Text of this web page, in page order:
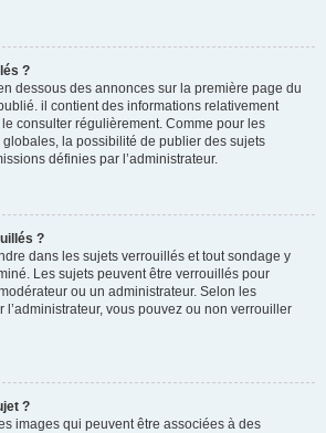
?
dessous des annonces sur la première page du
il contient des informations relativement
consulter régulièrement. Comme pour les
la possibilité de publier des sujets
définies par l’administrateur.
?
dans les sujets verrouillés et tout sondage y
Les sujets peuvent être verrouillés pour
ou un administrateur. Selon les
vous pouvez ou non verrouiller
?
images qui peuvent être associées à des